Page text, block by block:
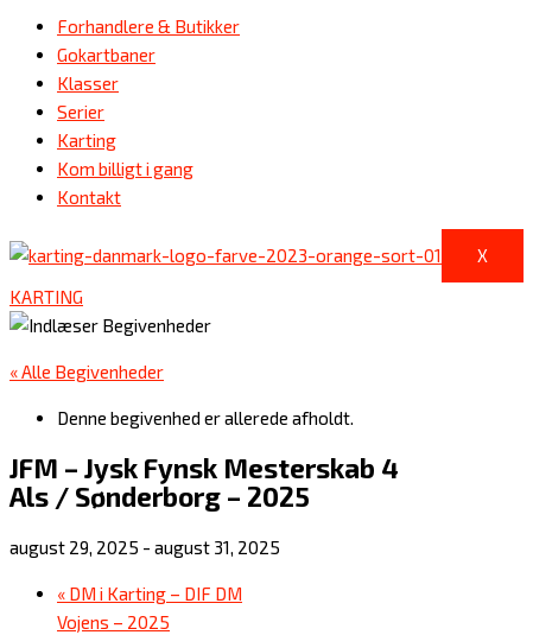
Forhandlere & Butikker
Gokartbaner
Klasser
Serier
Karting
Kom billigt i gang
Kontakt
X
KARTING
« Alle Begivenheder
Denne begivenhed er allerede afholdt.
JFM – Jysk Fynsk Mesterskab 4
Als / Sønderborg – 2025
august 29, 2025 - august 31, 2025
« DM i Karting – DIF DM
Vojens – 2025